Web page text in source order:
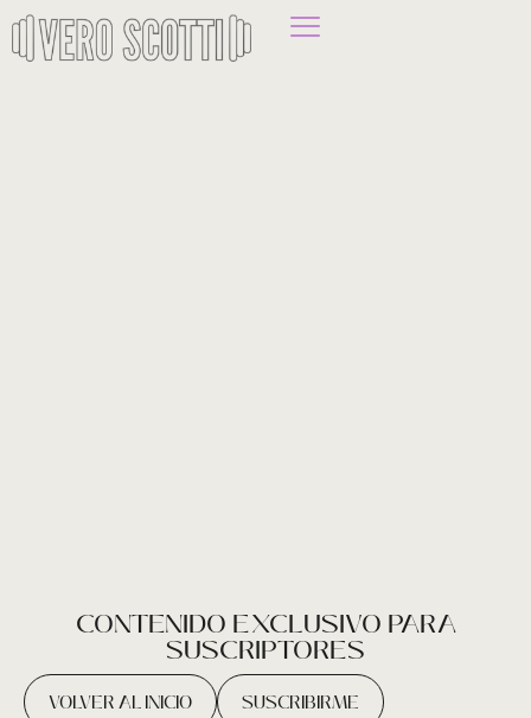
CONTENIDO EXCLUSIVO PARA
SUSCRIPTORES
VOLVER AL INICIO SUSCRIBIRME